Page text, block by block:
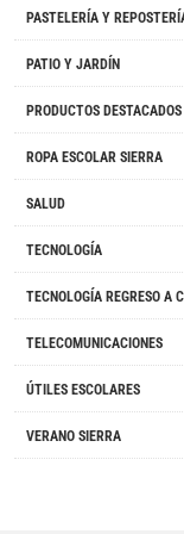
PASTELERÍA Y
PATIO Y JARDÍN
PRODUCTOS DESTACADOS
ROPA ESCOLAR SIERRA
SALUD
TECNOLOGÍA
TECNOLOGÍA REGRESO A
TELECOMUNICACIONES
ÚTILES ESCOLARES
VERANO SIERRA